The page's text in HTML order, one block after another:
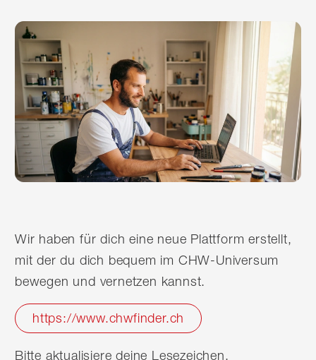
Wir haben für dich eine neue Plattform erstellt,
mit der du dich bequem im CHW-Universum
bewegen und vernetzen kannst.
https://www.chwfinder.ch
Bitte aktualisiere deine Lesezeichen.